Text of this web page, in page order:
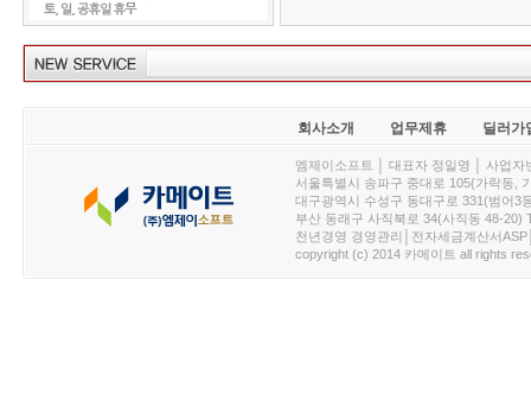
회사소개 업무제휴 딜러가
엠제이소프트 │ 대표자 정일영 │ 사업
서울특별시 송파구 중대로 105(가락동,
대구광역시 수성구 동대구로 331(범어3
부산 동래구 사직북로 34(사직동 48-20)
천년경영 경영관리│전자세금계산서
copyright (c) 2014 카메이트 all rights